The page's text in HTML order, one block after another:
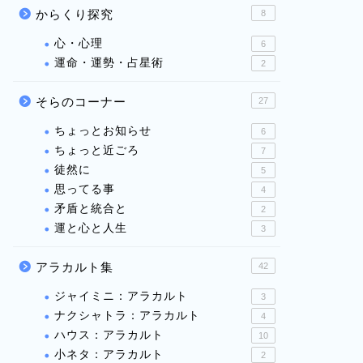
からくり探究 8
心・心理 6
運命・運勢・占星術 2
そらのコーナー 27
ちょっとお知らせ 6
ちょっと近ごろ 7
徒然に 5
思ってる事 4
矛盾と統合と 2
運と心と人生 3
アラカルト集 42
ジャイミニ：アラカルト 3
ナクシャトラ：アラカルト 4
ハウス：アラカルト 10
小ネタ：アラカルト 2